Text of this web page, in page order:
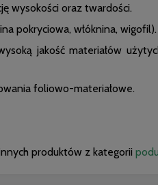
wysokości oraz twardości.
pokryciowa, włóknina, wigofil).
jakość materiałów
foliowo-materiałowe.
produktów z kategorii